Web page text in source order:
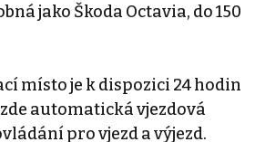
jako Škoda Octavia, do 150
místo je k dispozici 24 hodin
automatická vjezdová
pro vjezd a výjezd.